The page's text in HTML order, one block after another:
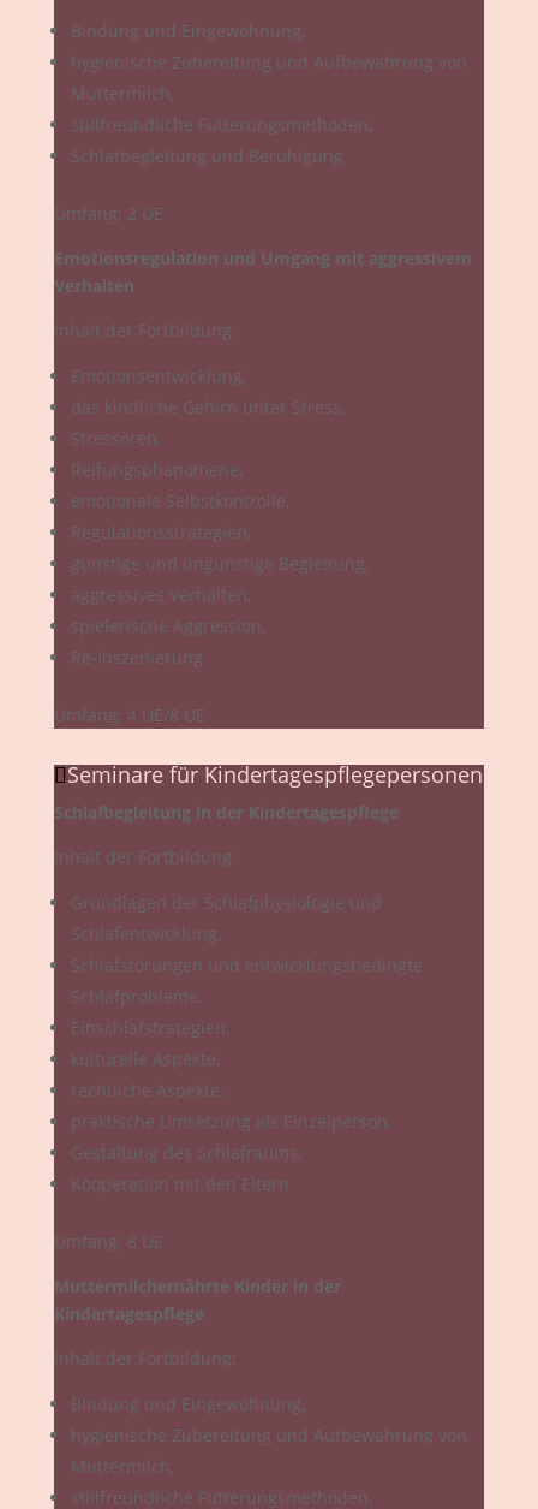
Bindung und Eingewöhnung,
hygienische Zubereitung und Aufbewahrung von
Muttermilch,
stillfreundliche Fütterungsmethoden,
Schlafbegleitung und Beruhigung
Umfang: 2 UE
Emotionsregulation und Umgang mit aggressivem
Verhalten
Inhalt der Fortbildung:
Emotionsentwicklung,
das kindliche Gehirn unter Stress,
Stressoren,
Reifungsphänomene,
emotionale Selbstkontrolle,
Regulationsstrategien,
günstige und ungünstige Begleitung,
aggressives Verhalten,
spielerische Aggression,
Re-Inszenierung
Umfang: 4 UE/8 UE
Seminare für Kindertagespflegepersonen
Schlafbegleitung in der Kindertagespflege
Inhalt der Fortbildung:
Grundlagen der Schlafphysiologie und
Schlafentwicklung,
Schlafstörungen und entwicklungsbedingte
Schlafprobleme,
Einschlafstrategien,
kulturelle Aspekte,
rechtliche Aspekte,
praktische Umsetzung als Einzelperson,
Gestaltung des Schlafraums,
Kooperation mit den Eltern
Umfang: 8 UE
Muttermilchernährte Kinder in der
Kindertagespflege
Inhalt der Fortbildung:
Bindung und Eingewöhnung,
hygienische Zubereitung und Aufbewahrung von
Muttermilch,
stillfreundliche Fütterungsmethoden,